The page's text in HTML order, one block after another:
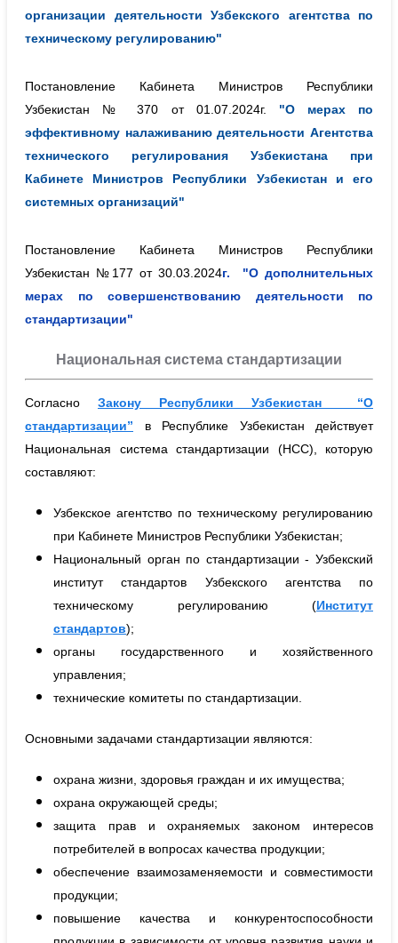
организации деятельности Узбекского агентства по
техническому регулированию"
Постановление Кабинета Министров Республики
Узбекистан № 370 от 01.07.2024г.
"О мерах по
эффективному налаживанию деятельности Агентства
технического регулирования Узбекистана при
Кабинете Министров Республики Узбекистан и его
системных организаций"
Постановление Кабинета Министров Республики
Узбекистан №177 от 30.03.2024г. "О дополнительных
мерах по совершенствованию деятельности по
стандартизации"
Национальная система стандартизации
Согласно Закону Республики Узбекистан “О
стандартизации” в Республике Узбекистан действует
Национальная система стандартизации (НСС), которую
составляют:
Узбекское агентство по техническому регулированию
при Кабинете Министров Республики Узбекистан;
Национальный орган по стандартизации - Узбекский
институт стандартов Узбекского агентства по
техническому регулированию (Институт
стандартов);
органы государственного и хозяйственного
управления;
технические комитеты по стандартизации.
Основными задачами стандартизации являются:
охрана жизни, здоровья граждан и их имущества;
охрана окружающей среды;
защита прав и охраняемых законом интересов
потребителей в вопросах качества продукции;
обеспечение взаимозаменяемости и совместимости
продукции;
повышение качества и конкурентоспособности